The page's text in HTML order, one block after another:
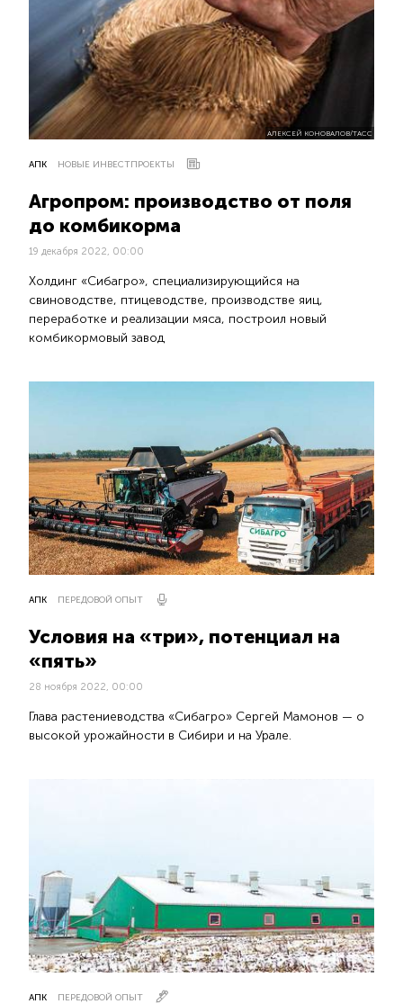
АЛЕКСЕЙ КОНОВАЛОВ/ТАСС
АПК НОВЫЕ ИНВЕСТПРОЕКТЫ
Агропром: производство от поля
до комбикорма
19 декабря 2022, 00:00
Холдинг «Сибагро», специализирующийся на
свиноводстве, птицеводстве, производстве яиц,
переработке и реализации мяса, построил новый
комбикормовый завод
АПК ПЕРЕДОВОЙ ОПЫТ
Условия на «три», потенциал на
«пять»
28 ноября 2022, 00:00
Глава растениеводства «Сибагро» Сергей Мамонов — о
высокой урожайности в Сибири и на Урале.
АПК ПЕРЕДОВОЙ ОПЫТ